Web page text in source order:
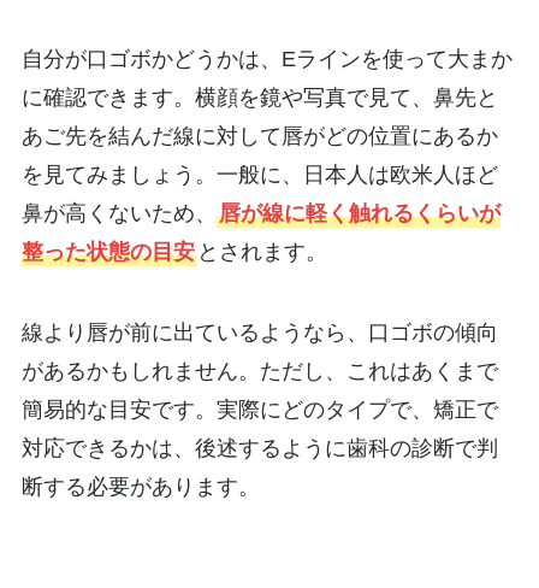
自分が口ゴボかどうかは、Eラインを使って大まか
に確認できます。横顔を鏡や写真で見て、鼻先と
あご先を結んだ線に対して唇がどの位置にあるか
を見てみましょう。一般に、日本人は欧米人ほど
鼻が高くないため、 唇が線に軽く触れるくらいが
整った状態の目安とされます。
線より唇が前に出ているようなら、口ゴボの傾向
があるかもしれません。ただし、これはあくまで
簡易的な目安です。実際にどのタイプで、矯正で
対応できるかは、後述するように歯科の診断で判
断する必要があります。